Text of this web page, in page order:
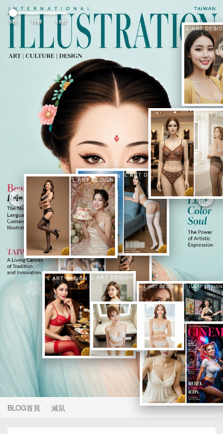
Previous
1 2 4 5
5秒 10秒 15秒
BLOG首頁 滅鼠